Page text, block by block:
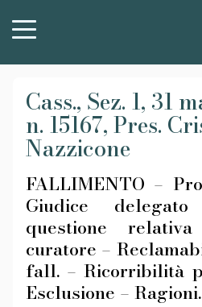
Cass., Sez. 1, 31
n. 15167, Pres.
Nazzicone
FALLIMENTO –
Giudice
questione
curatore –
fall. – Ricorribilità
Esclusione – Ragioni.